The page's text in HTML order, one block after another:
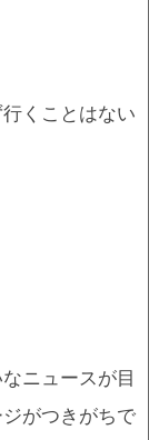
くことはない
ニュースが目
がつきがちで